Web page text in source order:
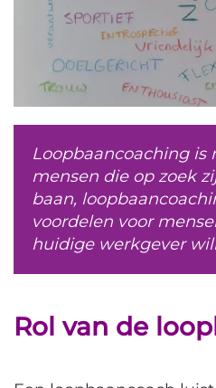
Loopbaancoaching is
mensen die op zoek
baan,
voordelen voor
huidige werkgever
Rol van de